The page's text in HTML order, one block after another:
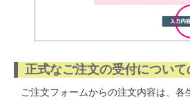
正式なご注文の受付について
ご注文フォームからの注文内容は、各